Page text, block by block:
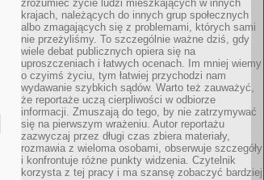
zrozumieć życie ludzi mieszkających w innych
krajach, należących do innych grup społecznych
albo zmagających się z problemami, których sami
nie przeżyliśmy. To szczególnie ważne dziś, gdy
wiele debat publicznych opiera się na
uproszczeniach i łatwych ocenach. Im mniej wiemy
o czyimś życiu, tym łatwiej przychodzi nam
wydawanie szybkich sądów. Warto też zauważyć,
że reportaże uczą cierpliwości w odbiorze
informacji. Zmuszają do tego, by nie zatrzymywać
się na pierwszym wrażeniu. Autor reportażu
zazwyczaj przez długi czas zbiera materiały,
rozmawia z wieloma osobami, obserwuje szczegóły
i konfrontuje różne punkty widzenia. Czytelnik
korzysta z tej pracy i ma szansę zobaczyć bardziej